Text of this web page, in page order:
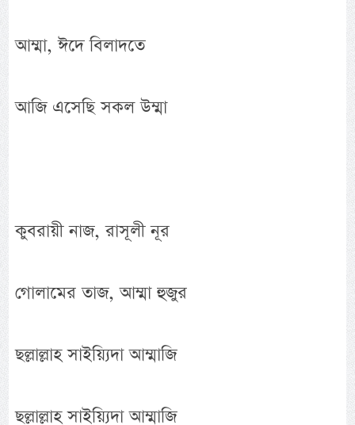
আম্মা, ঈদে বিলাদতে
আজি এসেছি সকল উম্মা
কুবরায়ী নাজ, রাসূলী নূর
গোলামের তাজ, আম্মা হুজুর
ছল্লাল্লাহ সাইয়্যিদা আম্মাজি
ছল্লাল্লাহ সাইয়্যিদা আম্মাজি